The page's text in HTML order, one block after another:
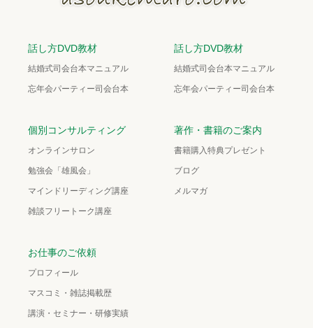
話し方DVD教材
結婚式司会台本マニュアル
忘年会パーティー司会台本
話し方DVD教材
結婚式司会台本マニュアル
忘年会パーティー司会台本
個別コンサルティング
オンラインサロン
勉強会「雄風会」
マインドリーディング講座
雑談フリートーク講座
著作・書籍のご案内
書籍購入特典プレゼント
ブログ
メルマガ
お仕事のご依頼
プロフィール
マスコミ・雑誌掲載歴
講演・セミナー・研修実績